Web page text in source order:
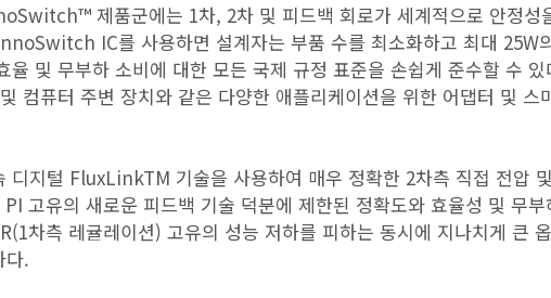
제품군에는 1차, 2차 및 피드백 회로가 세계적으로 안정성
IC를 사용하면 설계자는 부품 수를 최소화하고 최대 25W
율 및 무부하 소비에 대한 모든 국제 규정 표준을 손쉽게 준수할 수
컴퓨터 주변 장치와 같은 다양한 애플리케이션을 위한 어댑터 및 스
디지털 FluxLinkTM 기술을 사용하여 매우 정확한 2차측 직접 전압
고유의 새로운 피드백 기술 덕분에 제한된 정확도와 효율성 및 무
차측 레귤레이션) 고유의 성능 저하를 피하는 동시에 지나치게 큰
다.